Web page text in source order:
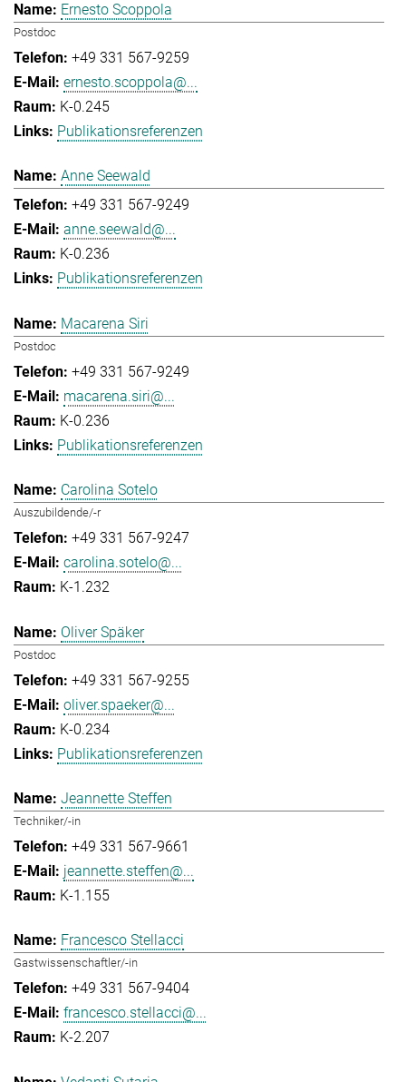
Ernesto Scoppola
Postdoc
+49 331 567-9259
ernesto.scoppola@...
K-0.245
Publikationsreferenzen
Anne Seewald
+49 331 567-9249
anne.seewald@...
K-0.236
Publikationsreferenzen
Macarena Siri
Postdoc
+49 331 567-9249
macarena.siri@...
K-0.236
Publikationsreferenzen
Carolina Sotelo
Auszubildende/-r
+49 331 567-9247
carolina.sotelo@...
K-1.232
Oliver Späker
Postdoc
+49 331 567-9255
oliver.spaeker@...
K-0.234
Publikationsreferenzen
Jeannette Steffen
Techniker/-in
+49 331 567-9661
jeannette.steffen@...
K-1.155
Francesco Stellacci
Gastwissenschaftler/-in
+49 331 567-9404
francesco.stellacci@...
K-2.207